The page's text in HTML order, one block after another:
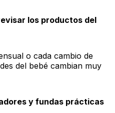
los productos del
o cada cambio de
del bebé cambian muy
y fundas prácticas